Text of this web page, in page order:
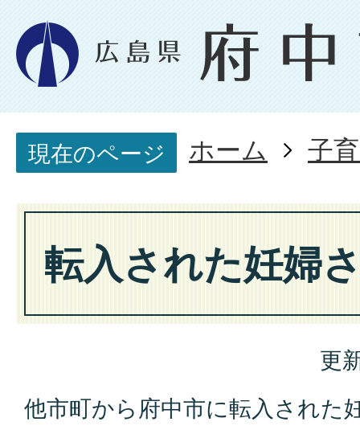
現在のページ ホーム 子
転入された妊婦
更
他市町から府中市に転入された